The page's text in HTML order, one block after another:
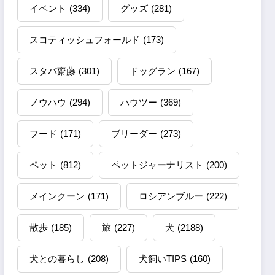
イベント (334) グッズ (281)
スコティッシュフォールド (173)
スタパ齋藤 (301) ドッグラン (167)
ノウハウ (294) ハウツー (369)
フード (171) ブリーダー (273)
ペット (812) ペットジャーナリスト (200)
メインクーン (171) ロシアンブルー (222)
散歩 (185) 旅 (227) 犬 (2188)
犬との暮らし (208) 犬飼いTIPS (160)